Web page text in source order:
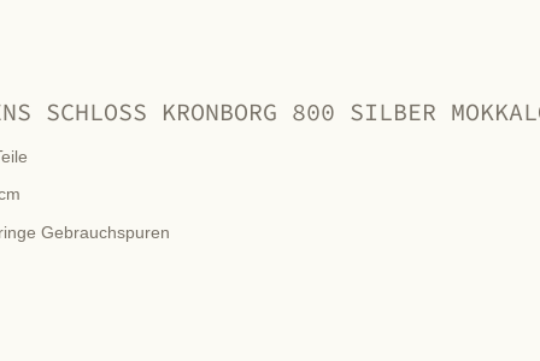
SCHLOSS KRONBORG 800 SILBER
Gebrauchspuren